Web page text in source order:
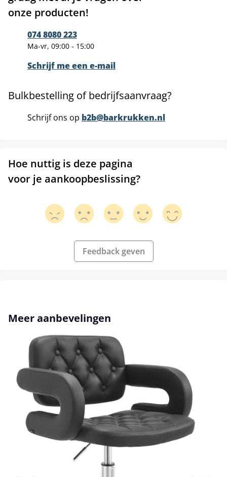
onze producten!
074 8080 223
Ma-vr, 09:00 - 15:00
Schrijf me een e-mail
Bulkbestelling of bedrijfsaanvraag?
Schrijf ons op b2b@barkrukken.nl
Hoe nuttig is deze pagina
voor je aankoopbeslissing?
Feedback geven
Productgalerij overslaan
Meer aanbevelingen